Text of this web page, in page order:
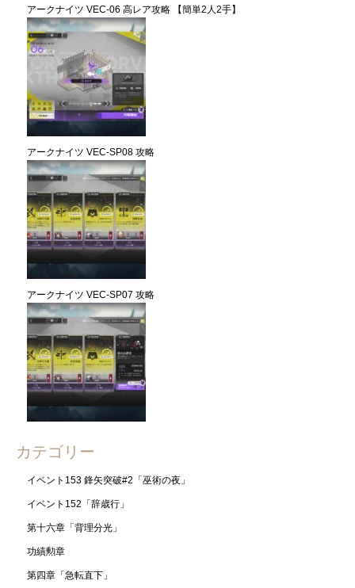
アークナイツ VEC-06 高レア攻略 【簡単2人2手】
アークナイツ VEC-SP08 攻略
アークナイツ VEC-SP07 攻略
カテゴリー
イベント153 鋒矢突破#2「巫術の夜」
イベント152「辞歳行」
第十六章「背理分光」
功績勲章
第四章「急転直下」